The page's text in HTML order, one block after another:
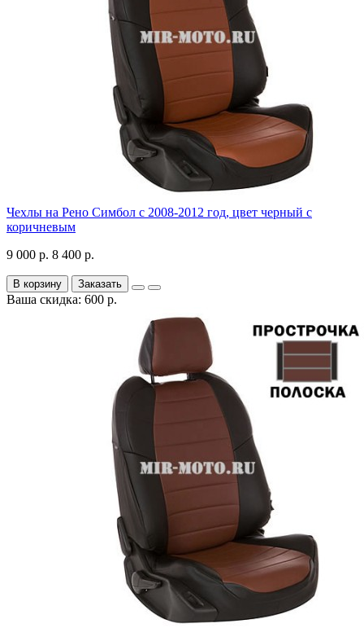
Чехлы на Рено Симбол с 2008-2012 год, цвет черный с
коричневым
9 000 р. 8 400 р.
В корзину Заказать
Ваша скидка: 600 р.